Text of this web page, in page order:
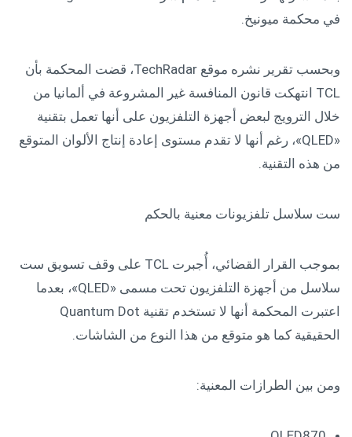
في محكمة ميونيخ.
وبحسب تقرير نشره موقع TechRadar، قضت المحكمة بأن
TCL انتهكت قانون المنافسة غير المشروعة في ألمانيا من
خلال الترويج لبعض أجهزة التلفزيون على أنها تعمل بتقنية
«QLED»، رغم أنها لا تقدم مستوى إعادة إنتاج الألوان المتوقع
من هذه التقنية.
ست سلاسل تلفزيونات معنية بالحكم
بموجب القرار القضائي، أُجبرت TCL على وقف تسويق ست
سلاسل من أجهزة التلفزيون تحت مسمى «QLED»، بعدما
اعتبرت المحكمة أنها لا تستخدم تقنية Quantum Dot
الحقيقية كما هو متوقع من هذا النوع من الشاشات.
ومن بين الطرازات المعنية: